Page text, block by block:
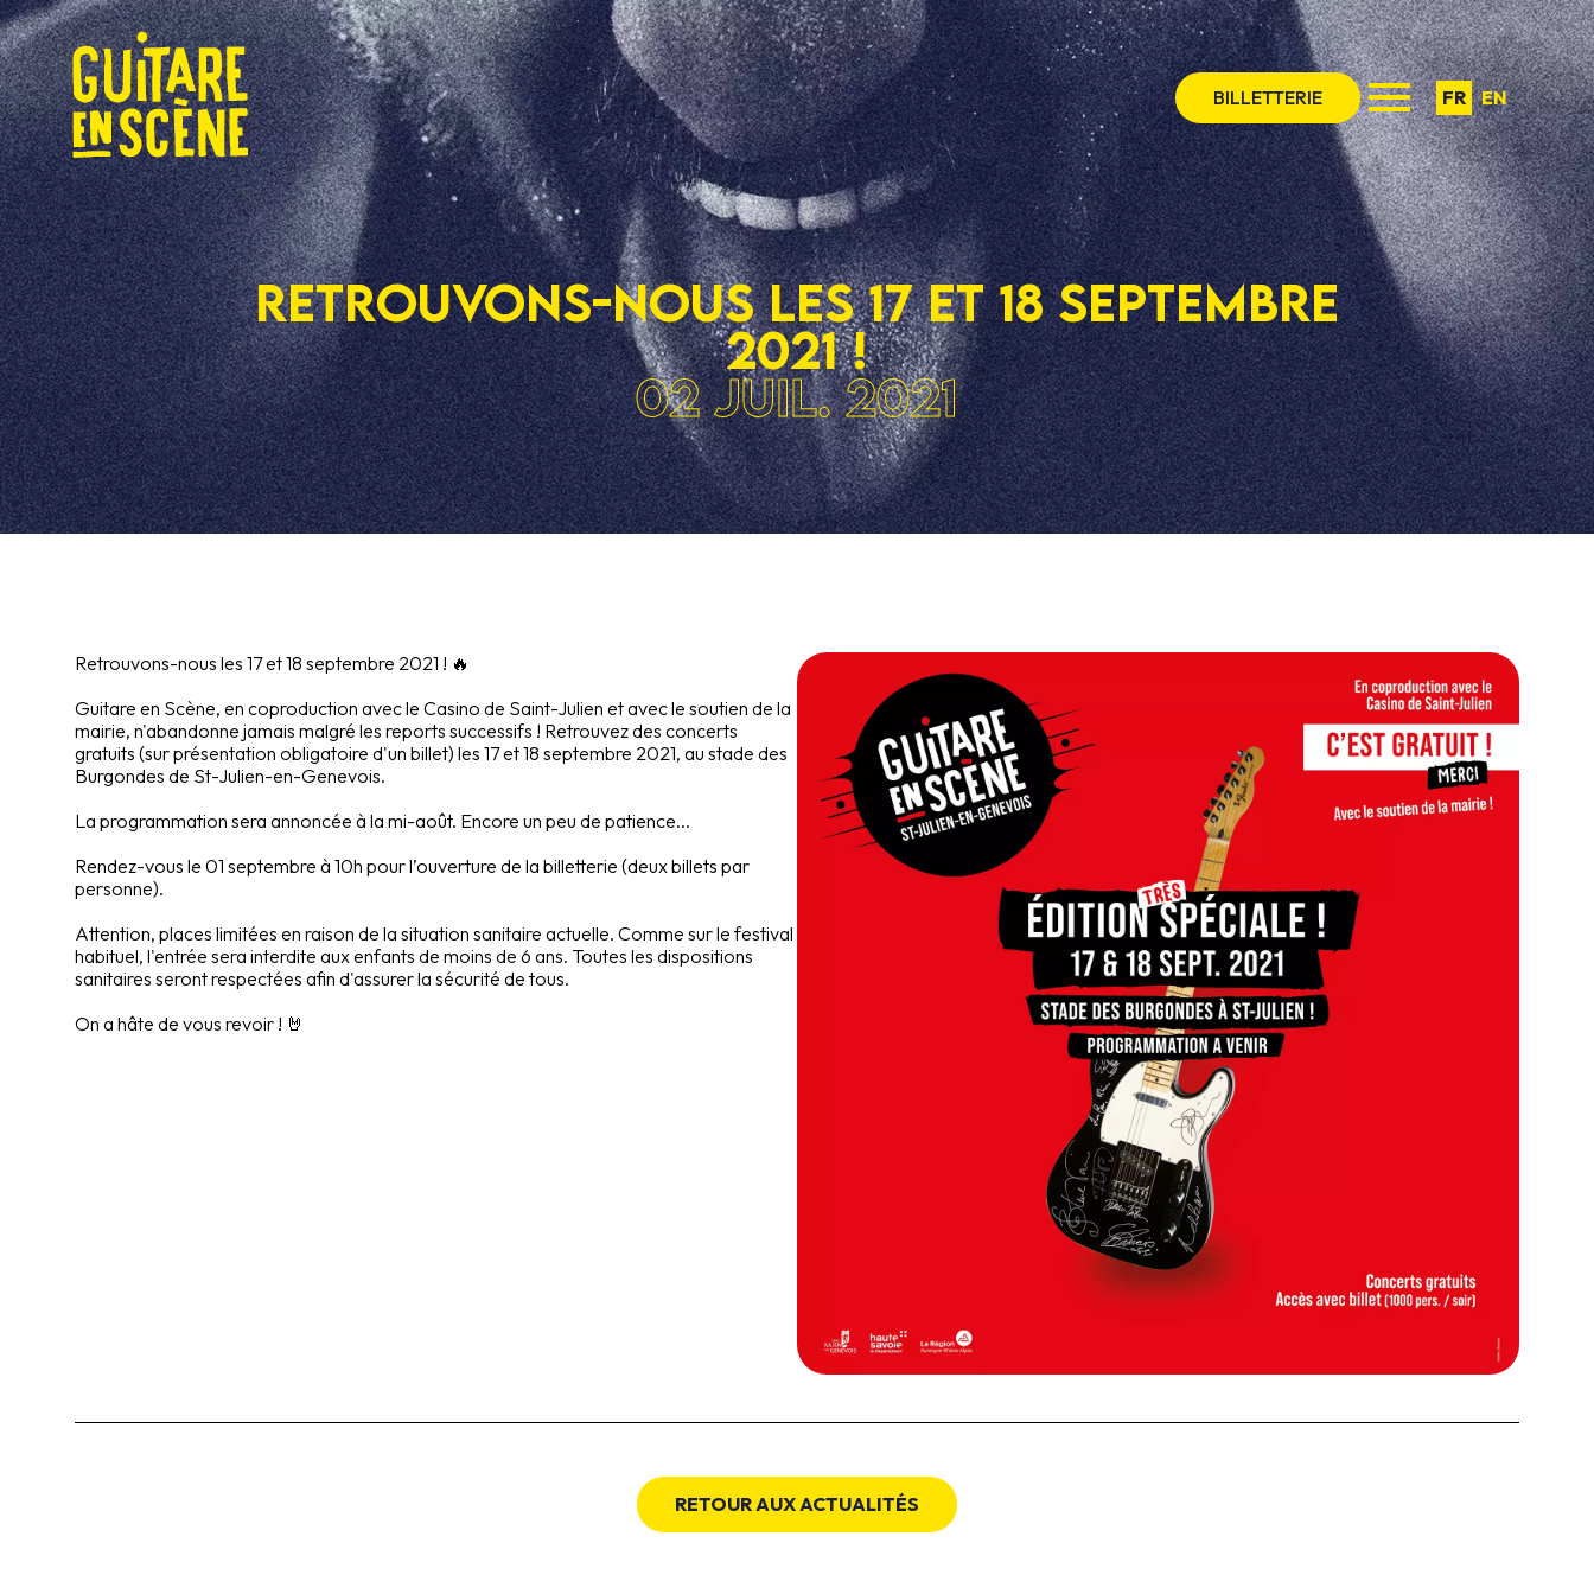
BILLETTERIE FR EN
Retrouvons-nous les 17 et 18 septembre
2021 !
02 juil. 2021
Retrouvons-nous les 17 et 18 septembre 2021 ! 🔥
Guitare en Scène, en coproduction avec le Casino de Saint-Julien et avec le soutien de la
mairie, n'abandonne jamais malgré les reports successifs ! Retrouvez des concerts
gratuits (sur présentation obligatoire d'un billet) les 17 et 18 septembre 2021, au stade des
Burgondes de St-Julien-en-Genevois.
La programmation sera annoncée à la mi-août. Encore un peu de patience...
Rendez-vous le 01 septembre à 10h pour l’ouverture de la billetterie (deux billets par
personne).
Attention, places limitées en raison de la situation sanitaire actuelle. Comme sur le festival
habituel, l'entrée sera interdite aux enfants de moins de 6 ans. Toutes les dispositions
sanitaires seront respectées afin d'assurer la sécurité de tous.
On a hâte de vous revoir ! 🤘
RETOUR AUX ACTUALITÉS